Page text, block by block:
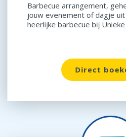
Barbecue arrangement,
jouw evenement of dagje
heerlijke barbecue bij Unieke
Direct